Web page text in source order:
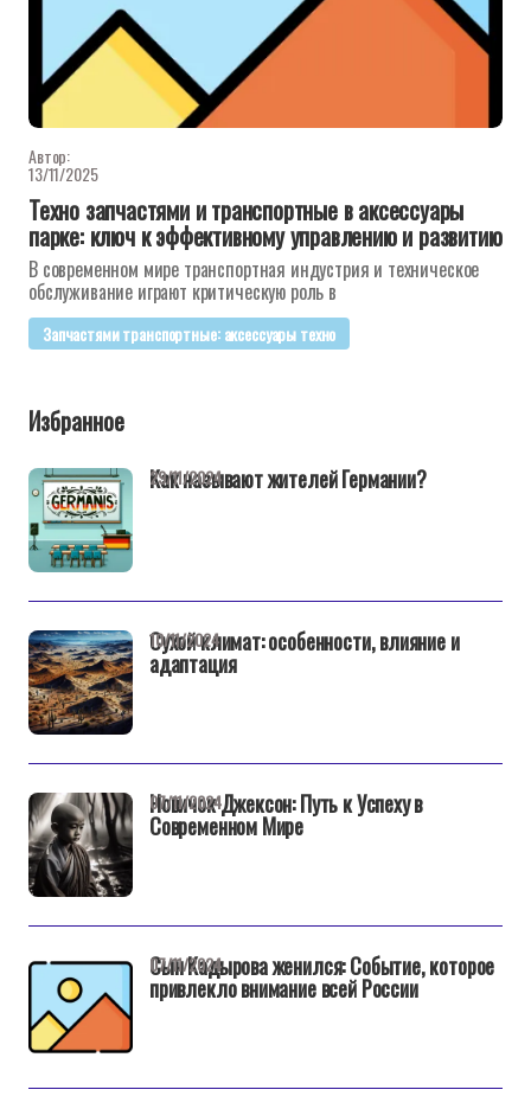
Автор:
13/11/2025
Техно запчастями и транспортные в аксессуары
парке: ключ к эффективному управлению и развитию
В современном мире транспортная индустрия и техническое
обслуживание играют критическую роль в
Запчастями транспортные: аксессуары техно
Избранное
Как называют жителей Германии?
29/11/2024
Сухой климат: особенности, влияние и
адаптация
10/11/2024
Новичок Джексон: Путь к Успеху в
Современном Мире
07/11/2024
Сын Кадырова женился: Событие, которое
привлекло внимание всей России
07/11/2024